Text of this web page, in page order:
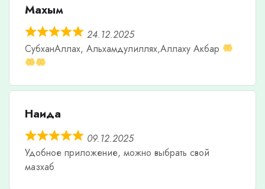
Махым
24.12.2025
СубханАллах, Альхамдулиллях,Аллаху Акбар
Наида
09.12.2025
Удобное приложение, можно выбрать свой
мазхаб